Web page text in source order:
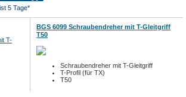
5 Tage*
BGS 6099 Schraubendreher mit T-Gleitgriff
T50
Schraubendreher mit T-Gleitgriff
T-Profil (für TX)
T50